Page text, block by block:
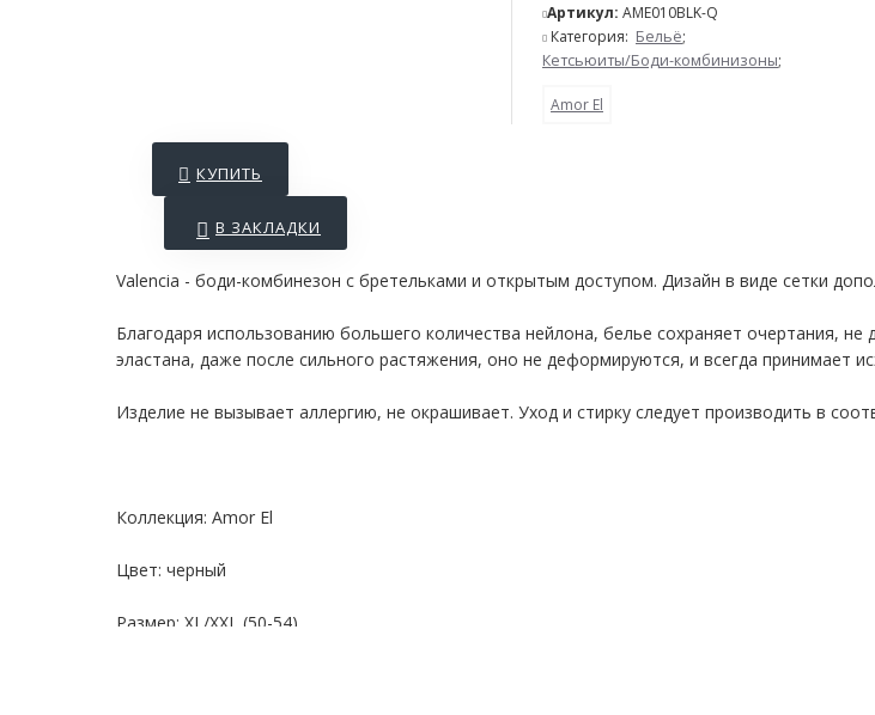
Артикул: AME010BLK-Q
Категория: Бельё;
Кетсьюиты/Боди-комбинизоны;
Amor El
КУПИТЬ
В ЗАКЛАДКИ
Valencia - боди-комбинезон с бретельками и открытым доступом. Дизайн в виде сетки
Благодаря использованию большего количества нейлона, белье сохраняет очертания,
эластана, даже после сильного растяжения, оно не деформируются, и всегда принимает
Изделие не вызывает аллергию, не окрашивает. Уход и стирку следует производить в
Коллекция: Amor El
Цвет: черный
Размер: XL/XXL (50-54)